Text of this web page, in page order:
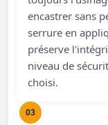
encastrer sans
serrure en
préserve
niveau de
choisi.
03